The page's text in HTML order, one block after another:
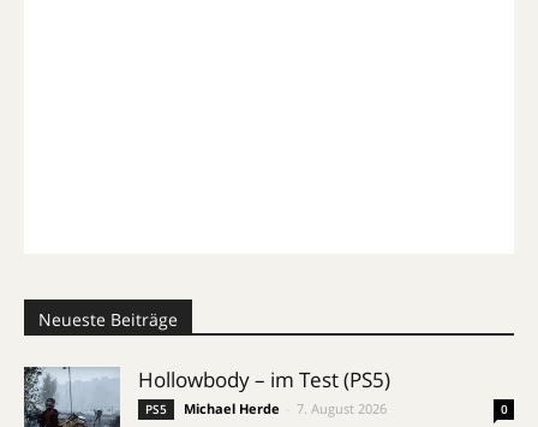
Neueste Beiträge
Hollowbody – im Test (PS5)
PS5 Michael Herde 7. August 2026 0